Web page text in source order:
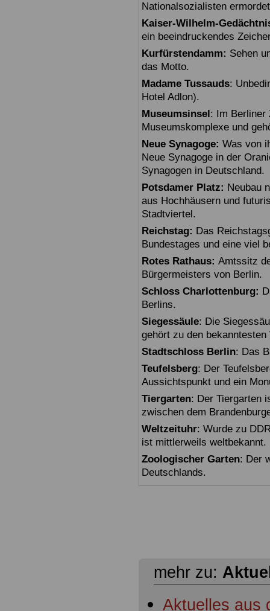
Nationalsozialisten
Kaiser-Wilhelm-
ein beeindruckendes
Kurfürstendamm: Sehen
das Motto.
Madame Tussauds:
Hotel Adlon).
Museumsinsel : Im Berliner
Museumskomplexe und
Neue Synagoge: Was von
Neue Synagoge in der
Synagogen in Deutschland.
Potsdamer Platz: Neubau
aus Hochhäusern und
Stadtviertel.
Reichstag: Das
Bundestages und eine viel
Rotes Rathaus: Amtssitz
Bürgermeisters von Berlin.
Schloss Charlottenburg:
Berlins.
Siegessäule: Die
gehört zu den
Stadtschloss Berlin: Das
Teufelsberg: Der
Aussichtspunkt und ein
Tiergarten: Der Tiergarten
zwischen dem
Weltzeituhr: Wurde zu
ist mittlerweils weltbekannt.
Zoologischer Garten: Der
Deutschlands.
mehr zu:
Aktuelles aus